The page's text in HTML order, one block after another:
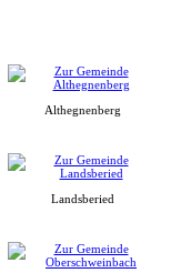
Althegnenberg
Landsberied